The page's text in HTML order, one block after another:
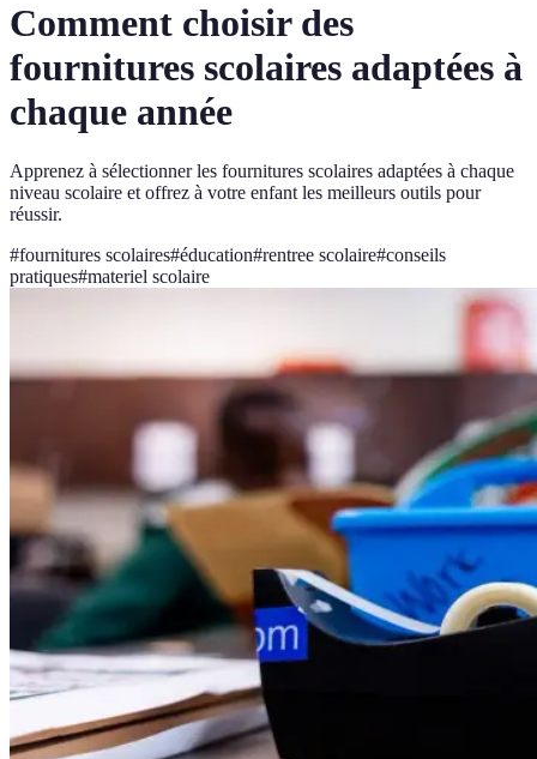
Comment choisir des
fournitures scolaires adaptées à
chaque année
Apprenez à sélectionner les fournitures scolaires adaptées à chaque
niveau scolaire et offrez à votre enfant les meilleurs outils pour
réussir.
#fournitures scolaires#éducation#rentree scolaire#conseils
pratiques#materiel scolaire